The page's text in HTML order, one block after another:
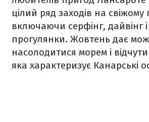
цілий ряд заходів на свіжому
включаючи серфінг, дайвінг і
прогулянки. Жовтень дає
насолодитися морем і
яка характеризує Канарські